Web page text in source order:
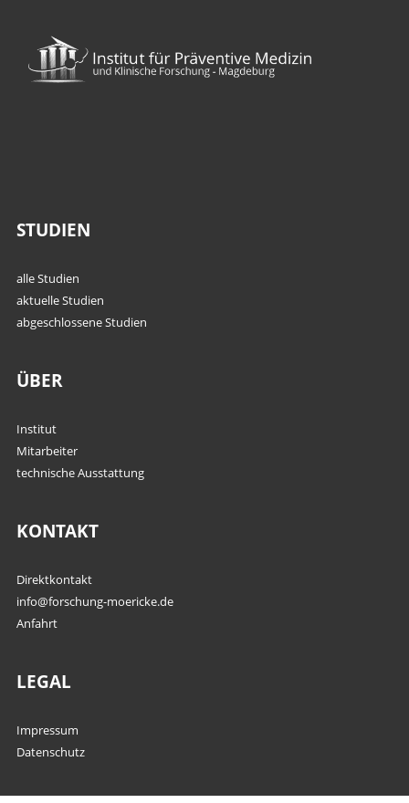
STUDIEN
alle Studien
aktuelle Studien
abgeschlossene Studien
ÜBER
Institut
Mitarbeiter
technische Ausstattung
KONTAKT
Direktkontakt
info@forschung-moericke.de
Anfahrt
LEGAL
Impressum
Datenschutz